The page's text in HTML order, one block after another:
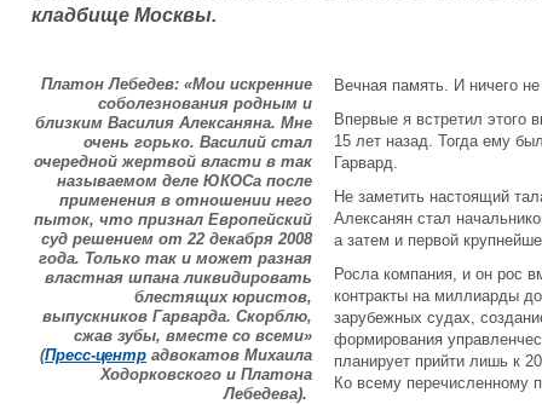
кладбище Москвы.
Платон Лебедев: «Мои искренние
соболезнования родным и
близким Василия Алексаняна. Мне
очень горько. Василий стал
очередной жертвой власти в так
называемом деле ЮКОСа после
применения в отношении него
пыток, что признал Европейский
суд решением от 22 декабря 2008
года. Только так и может разная
властная шпана ликвидировать
блестящих юристов,
выпускников Гарварда. Скорблю,
сжав зубы, вместе со всеми»
(Пресс-центр адвокатов Михаила
Ходорковского и Платона
Лебедева).
Вечная память. И
Впервые я встретил этого
15 лет назад. Тогда ему
Гарвард.
Не заметить настоящий
Алексанян стал
а затем и первой
Росла компания, и он рос
контракты на миллиарды
зарубежных судах,
формирования
планирует прийти лишь к
Ко всему перечисленному